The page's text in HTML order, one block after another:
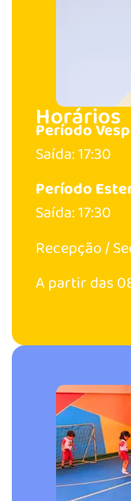
Horários
Período
Saída: 17:30
Período
Saída: 17:30
Recepção /
A partir das